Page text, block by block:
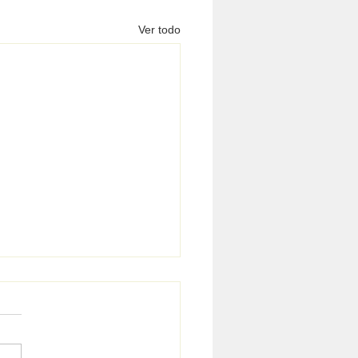
Ver todo